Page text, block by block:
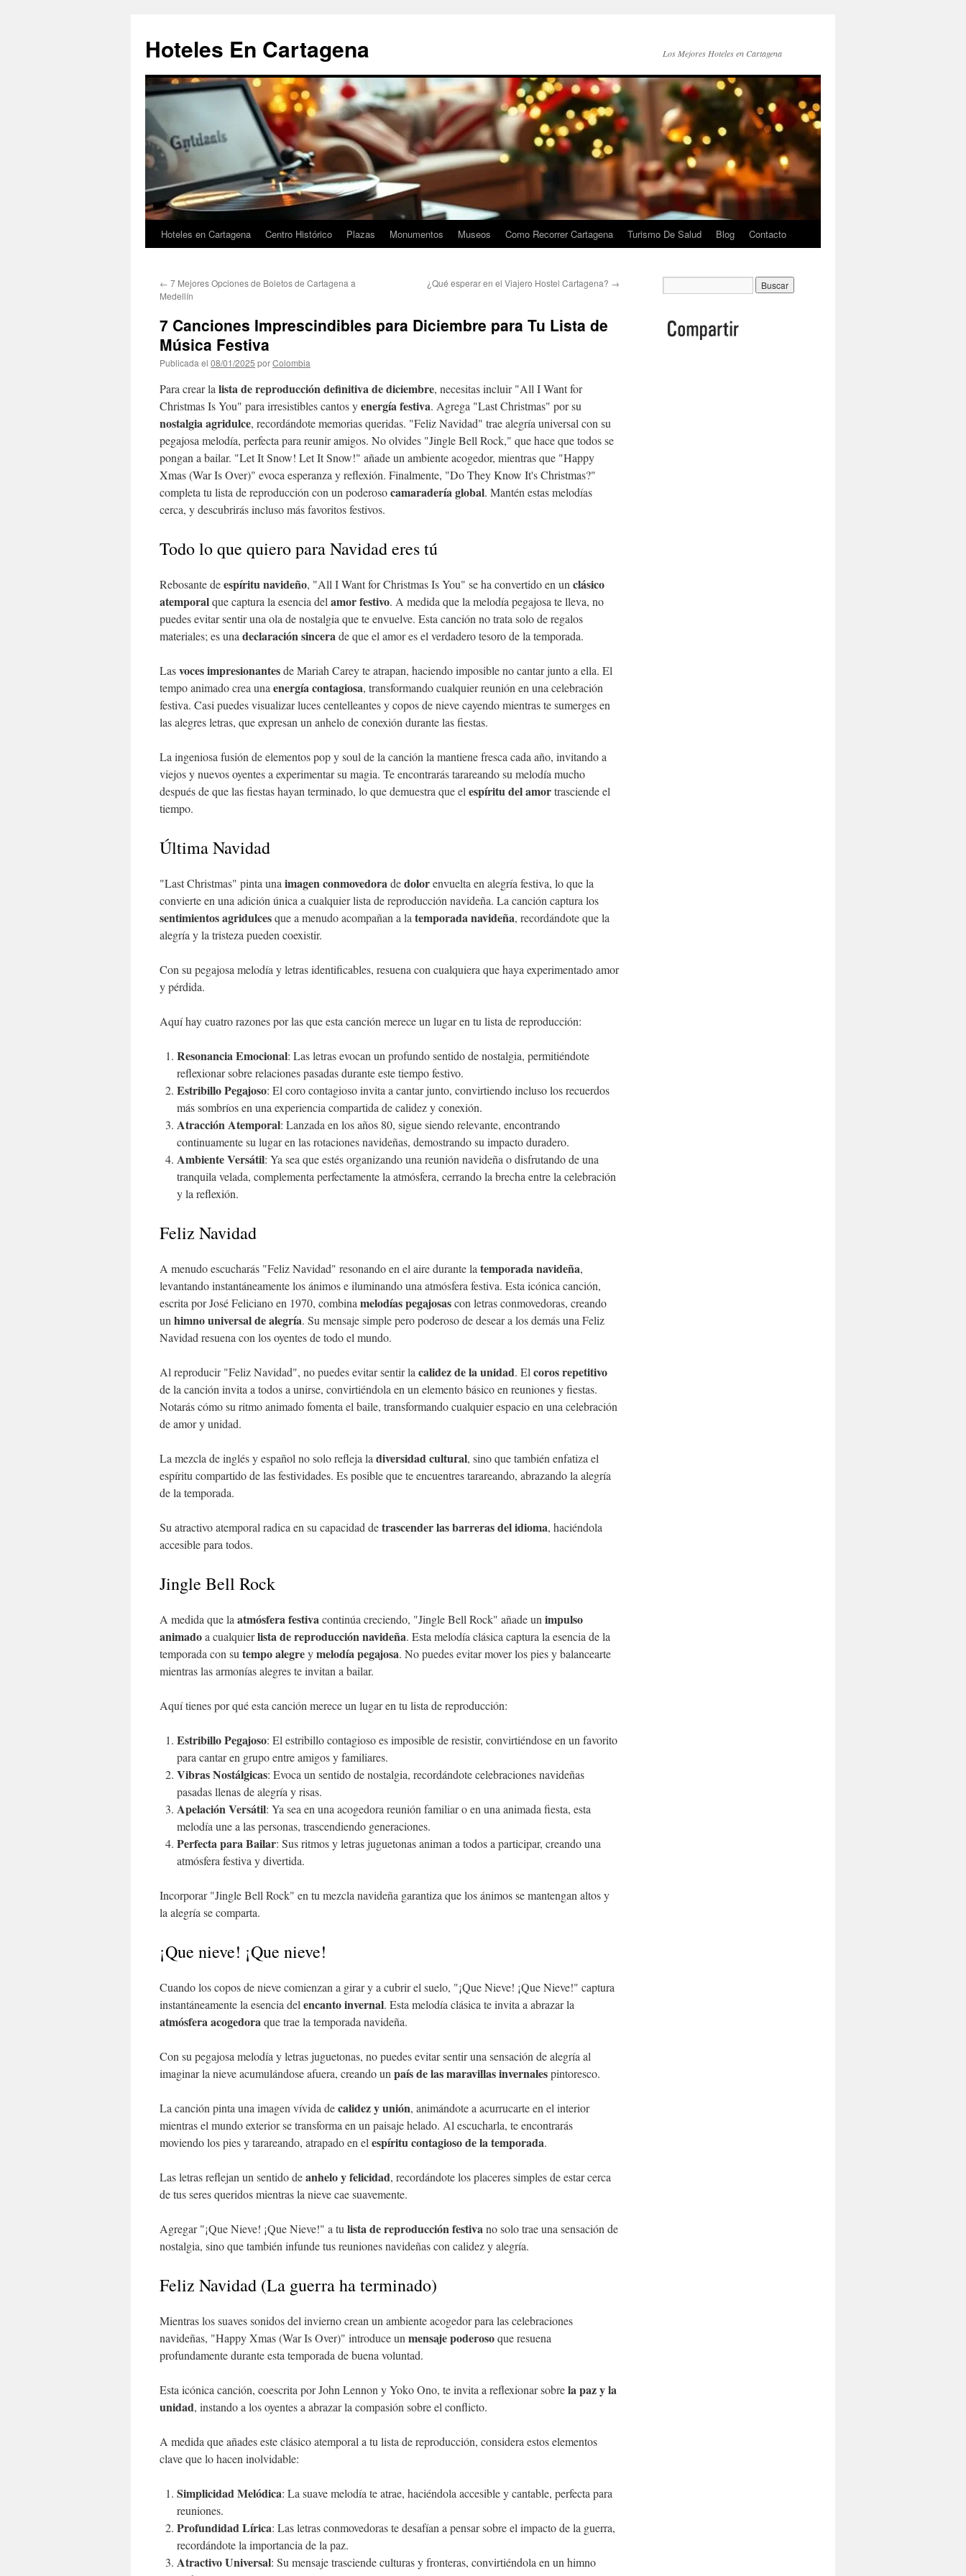
contenido
Hoteles En Cartagena Los Mejores Hoteles en Cartagena
Hoteles en Cartagena Centro Histórico Plazas Monumentos Museos Como Recorrer Cartagena Turismo De Salud Blog Contacto
← 7 Mejores Opciones de Boletos de Cartagena a
Medellín
¿Qué esperar en el Viajero Hostel Cartagena? →
7 Canciones Imprescindibles para Diciembre para Tu Lista de
Música Festiva
Publicada el 08/01/2025 porColombia
Para crear la lista de reproducción definitiva de diciembre, necesitas incluir "All I Want for
Christmas Is You" para irresistibles cantos yenergía festiva. Agrega "Last Christmas" por su
nostalgia agridulce, recordándote memorias queridas. "Feliz Navidad" trae alegría universal con su
pegajosa melodía, perfecta para reunir amigos. No olvides "Jingle Bell Rock," que hace que todos se
pongan a bailar. "Let It Snow! Let It Snow!" añade un ambiente acogedor, mientras que "Happy
Xmas (War Is Over)" evoca esperanza y reflexión. Finalmente, "Do They Know It's Christmas?"
completa tu lista de reproducción con un poderosocamaradería global. Mantén estas melodías
cerca, y descubrirás incluso más favoritos festivos.
Todo lo que quiero para Navidad eres tú
Rebosante deespíritu navideño, "All I Want for Christmas Is You" se ha convertido en un clásico
atemporalque captura la esencia del amor festivo. A medida que la melodía pegajosa te lleva, no
puedes evitar sentir una ola de nostalgia que te envuelve. Esta canción no trata solo de regalos
materiales; es una declaración sincerade que el amor es el verdadero tesoro de la temporada.
Lasvoces impresionantesde Mariah Carey te atrapan, haciendo imposible no cantar junto a ella. El
tempo animado crea una energía contagiosa, transformando cualquier reunión en una celebración
festiva. Casi puedes visualizar luces centelleantes y copos de nieve cayendo mientras te sumerges en
las alegres letras, que expresan un anhelo de conexión durante las fiestas.
La ingeniosa fusión de elementos pop y soul de la canción la mantiene fresca cada año, invitando a
viejos y nuevos oyentes a experimentar su magia. Te encontrarás tarareando su melodía mucho
después de que las fiestas hayan terminado, lo que demuestra que el espíritu del amortrasciende el
tiempo.
Última Navidad
"Last Christmas" pinta una imagen conmovedoradedolorenvuelta en alegría festiva, lo que la
convierte en una adición única a cualquier lista de reproducción navideña. La canción captura los
sentimientos agridulcesque a menudo acompañan a la temporada navideña, recordándote que la
alegría y la tristeza pueden coexistir.
Con su pegajosa melodía y letras identificables, resuena con cualquiera que haya experimentado amor
y pérdida.
Aquí hay cuatro razones por las que esta canción merece un lugar en tu lista de reproducción:
Resonancia Emocional: Las letras evocan un profundo sentido de nostalgia, permitiéndote
reflexionar sobre relaciones pasadas durante este tiempo festivo.
Estribillo Pegajoso: El coro contagioso invita a cantar junto, convirtiendo incluso los recuerdos
más sombríos en una experiencia compartida de calidez y conexión.
Atracción Atemporal: Lanzada en los años 80, sigue siendo relevante, encontrando
continuamente su lugar en las rotaciones navideñas, demostrando su impacto duradero.
Ambiente Versátil: Ya sea que estés organizando una reunión navideña o disfrutando de una
tranquila velada, complementa perfectamente la atmósfera, cerrando la brecha entre la celebración
y la reflexión.
Feliz Navidad
A menudo escucharás "Feliz Navidad" resonando en el aire durante la temporada navideña,
levantando instantáneamente los ánimos e iluminando una atmósfera festiva. Esta icónica canción,
escrita por José Feliciano en 1970, combina melodías pegajosascon letras conmovedoras, creando
un himno universal de alegría. Su mensaje simple pero poderoso de desear a los demás una Feliz
Navidad resuena con los oyentes de todo el mundo.
Al reproducir "Feliz Navidad", no puedes evitar sentir la calidez de la unidad. El coros repetitivo
de la canción invita a todos a unirse, convirtiéndola en un elemento básico en reuniones y fiestas.
Notarás cómo su ritmo animado fomenta el baile, transformando cualquier espacio en una celebración
de amor y unidad.
La mezcla de inglés y español no solo refleja la diversidad cultural, sino que también enfatiza el
espíritu compartido de las festividades. Es posible que te encuentres tarareando, abrazando la alegría
de la temporada.
Su atractivo atemporal radica en su capacidad detrascender las barreras del idioma, haciéndola
accesible para todos.
Jingle Bell Rock
A medida que la atmósfera festivacontinúa creciendo, "Jingle Bell Rock" añade un impulso
animadoa cualquierlista de reproducción navideña. Esta melodía clásica captura la esencia de la
temporada con su tempo alegreymelodía pegajosa. No puedes evitar mover los pies y balancearte
mientras las armonías alegres te invitan a bailar.
Aquí tienes por qué esta canción merece un lugar en tu lista de reproducción:
Estribillo Pegajoso: El estribillo contagioso es imposible de resistir, convirtiéndose en un favorito
para cantar en grupo entre amigos y familiares.
Vibras Nostálgicas: Evoca un sentido de nostalgia, recordándote celebraciones navideñas
pasadas llenas de alegría y risas.
Apelación Versátil: Ya sea en una acogedora reunión familiar o en una animada fiesta, esta
melodía une a las personas, trascendiendo generaciones.
Perfecta para Bailar: Sus ritmos y letras juguetonas animan a todos a participar, creando una
atmósfera festiva y divertida.
Incorporar "Jingle Bell Rock" en tu mezcla navideña garantiza que los ánimos se mantengan altos y
la alegría se comparta.
¡Que nieve! ¡Que nieve!
Cuando los copos de nieve comienzan a girar y a cubrir el suelo, "¡Que Nieve! ¡Que Nieve!" captura
instantáneamente la esencia del encanto invernal. Esta melodía clásica te invita a abrazar la
atmósfera acogedoraque trae la temporada navideña.
Con su pegajosa melodía y letras juguetonas, no puedes evitar sentir una sensación de alegría al
imaginar la nieve acumulándose afuera, creando un país de las maravillas invernalespintoresco.
La canción pinta una imagen vívida decalidez y unión, animándote a acurrucarte en el interior
mientras el mundo exterior se transforma en un paisaje helado. Al escucharla, te encontrarás
moviendo los pies y tarareando, atrapado en el espíritu contagioso de la temporada.
Las letras reflejan un sentido deanhelo y felicidad, recordándote los placeres simples de estar cerca
de tus seres queridos mientras la nieve cae suavemente.
Agregar "¡Que Nieve! ¡Que Nieve!" a tu lista de reproducción festivano solo trae una sensación de
nostalgia, sino que también infunde tus reuniones navideñas con calidez y alegría.
Feliz Navidad (La guerra ha terminado)
Mientras los suaves sonidos del invierno crean un ambiente acogedor para las celebraciones
navideñas, "Happy Xmas (War Is Over)" introduce un mensaje poderosoque resuena
profundamente durante esta temporada de buena voluntad.
Esta icónica canción, coescrita por John Lennon y Yoko Ono, te invita a reflexionar sobrela paz y la
unidad, instando a los oyentes a abrazar la compasión sobre el conflicto.
A medida que añades este clásico atemporal a tu lista de reproducción, considera estos elementos
clave que lo hacen inolvidable:
Simplicidad Melódica: La suave melodía te atrae, haciéndola accesible y cantable, perfecta para
reuniones.
Profundidad Lírica: Las letras conmovedoras te desafían a pensar sobre el impacto de la guerra,
recordándote la importancia de la paz.
Atractivo Universal: Su mensaje trasciende culturas y fronteras, convirtiéndola en un himno